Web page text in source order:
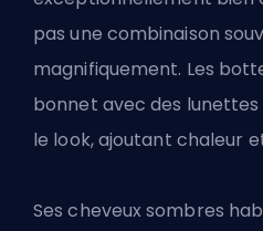
pas une combinaison
magnifiquement. Les
bonnet avec des
le look, ajoutant chaleur
Ses cheveux sombres